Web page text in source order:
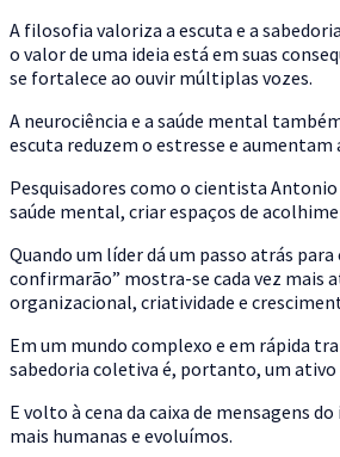
A filosofia valoriza a escuta e a
o valor de uma ideia está em suas
se fortalece ao ouvir múltiplas vozes.
A neurociência e a saúde mental
escuta reduzem o estresse e
Pesquisadores como o cientista
saúde mental, criar espaços de
Quando um líder dá um passo atrás
confirmarão” mostra-se cada vez mais
organizacional, criatividade e
Em um mundo complexo e em rápida
sabedoria coletiva é, portanto, um
E volto à cena da caixa de mensagens
mais humanas e evoluímos.